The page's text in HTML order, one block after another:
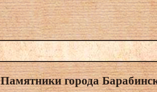
Памятники города